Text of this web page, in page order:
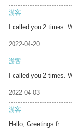
游客
I called you 2 times.
2022-04-20
游客
I called you 2 times.
2022-04-03
游客
Hello, Greetings fr